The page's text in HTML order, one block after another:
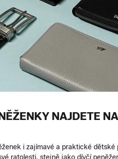
NAJDETE
i zajímavé a praktické